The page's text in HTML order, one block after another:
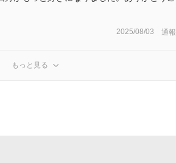
2025/08/03 通報
もっと見る